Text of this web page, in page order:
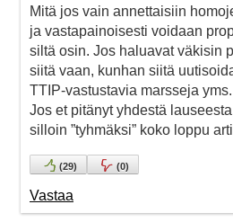
Mitä jos vain annettaisiin
ja vastapainoisesti voidaan
siltä osin. Jos haluavat väkisin
siitä vaan, kunhan siitä
TTIP-vastustavia marsseja
Jos et pitänyt yhdestä
silloin ”tyhmäksi” koko loppu
(29) (0)
Vastaa